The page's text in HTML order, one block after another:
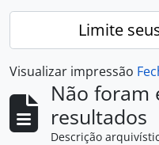
Limite
Visualizar impressão
Não foram
resultados
Descrição